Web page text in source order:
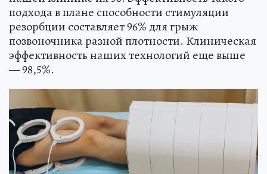
подхода в плане способности стимуляции
резорбции составляет 96% для грыж
позвоночника разной плотности. Клиническая
эффективность наших технологий еще выше
— 98,5%.